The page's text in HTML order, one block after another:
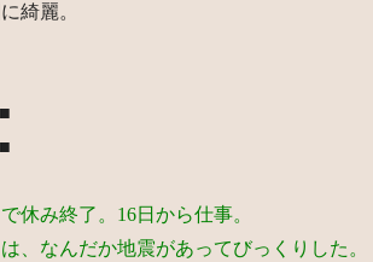
綺麗。
休み終了。16日から仕事。
、なんだか地震があってびっくりした。